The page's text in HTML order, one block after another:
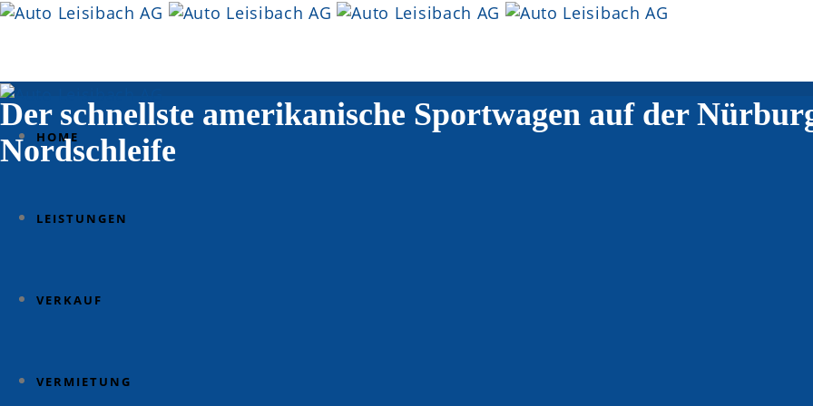
HOME
LEISTUNGEN
VERKAUF
VERMIETUNG
Der schnellste amerikanische Sportwagen auf der
Nordschleife